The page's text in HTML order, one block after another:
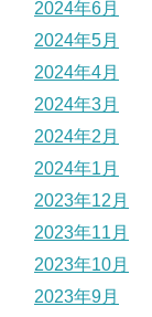
2024年6月
2024年5月
2024年4月
2024年3月
2024年2月
2024年1月
2023年12月
2023年11月
2023年10月
2023年9月